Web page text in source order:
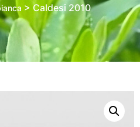
>Caldesi 2010